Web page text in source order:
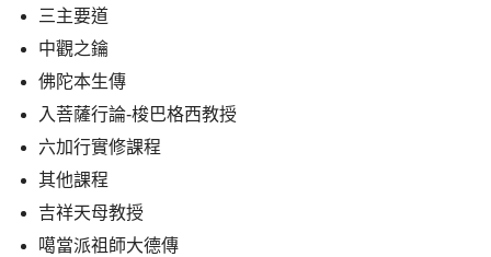
三主要道
中觀之鑰
佛陀本生傳
入菩薩行論-梭巴格西教授
六加行實修課程
其他課程
吉祥天母教授
噶當派祖師大德傳